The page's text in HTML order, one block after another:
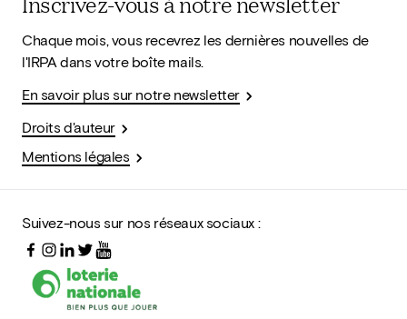
Chaque mois, vous recevrez les dernières nouvelles de
l'IRPA dans votre boîte mails.
En savoir plus sur notre newsletter
Droits d'auteur
Mentions légales
Suivez-nous sur nos réseaux sociaux :